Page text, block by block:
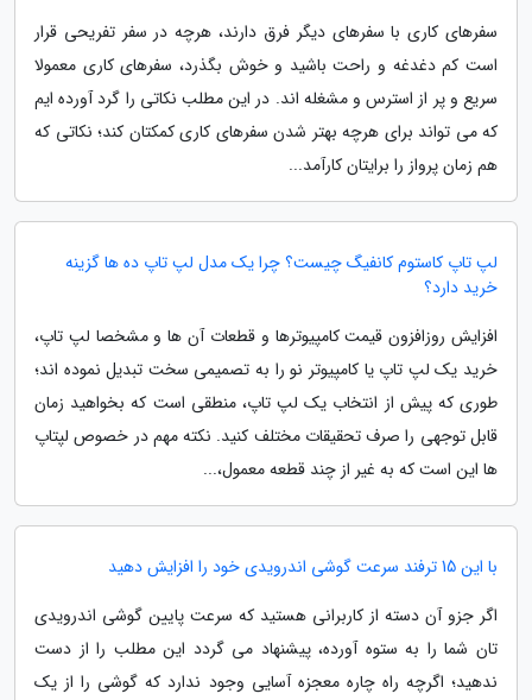
سفرهای کاری با سفرهای دیگر فرق دارند، هرچه در سفر تفریحی قرار
است کم دغدغه و راحت باشید و خوش بگذرد، سفرهای کاری معمولا
سریع و پر از استرس و مشغله اند. در این مطلب نکاتی را گرد آورده ایم
که می تواند برای هرچه بهتر شدن سفرهای کاری کمکتان کند؛ نکاتی که
هم زمان پرواز را برایتان کارآمد...
لپ تاپ کاستوم کانفیگ چیست؟ چرا یک مدل لپ تاپ ده ها گزینه
خرید دارد؟
افزایش روزافزون قیمت کامپیوترها و قطعات آن ها و مشخصا لپ تاپ،
خرید یک لپ تاپ یا کامپیوتر نو را به تصمیمی سخت تبدیل نموده اند؛
طوری که پیش از انتخاب یک لپ تاپ، منطقی است که بخواهید زمان
قابل توجهی را صرف تحقیقات مختلف کنید. نکته مهم در خصوص لپتاپ
ها این است که به غیر از چند قطعه معمول،...
با این 15 ترفند سرعت گوشی اندرویدی خود را افزایش دهید
اگر جزو آن دسته از کاربرانی هستید که سرعت پایین گوشی اندرویدی
تان شما را به ستوه آورده، پیشنهاد می گردد این مطلب را از دست
ندهید؛ اگرچه راه چاره معجزه آسایی وجود ندارد که گوشی را از یک